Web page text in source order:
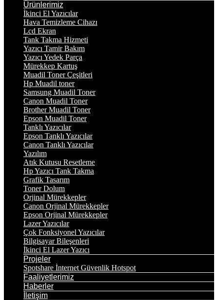
Ürünlerimiz
İkinci El Yazıcılar
Hava Temizleme Cihazı
Lcd Ekran
Tank Takma Hizmeti
Yazıcı Tamir Bakım
Yazıcı Yedek Parça
Mürekkep Kartuş
Muadil Toner Çeşitleri
Hp Muadil toner
Samsung Muadil Toner
Canon Muadil Toner
Brother Muadil Toner
Epson Muadil Toner
Tanklı Yazıcılar
Epson Tanklı Yazıcılar
Canon Tanklı Yazıcılar
Yazılım
Atık Kutusu Resetleme
Hp Yazıcı Tank Takma
Grafik Tasarım
Toner Dolum
Orjinal Mürekkepler
Canon Orjinal Mürekkepler
Epson Orjinal Mürekkepler
Lazer Yazıcılar
Çok Fonksiyonel Yazıcılar
Bilgisayar Bileşenleri
İkinci El Lazer Yazıcı
Projeler
Spotshare İnternet Güvenlik Hotspot
Faaliyetlerimiz
Haberler
İletişim